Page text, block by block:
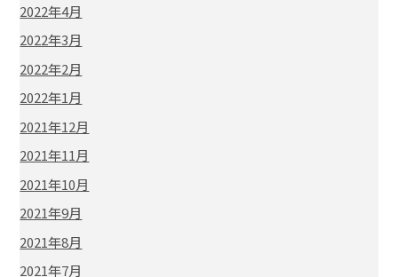
2022年4月
2022年3月
2022年2月
2022年1月
2021年12月
2021年11月
2021年10月
2021年9月
2021年8月
2021年7月